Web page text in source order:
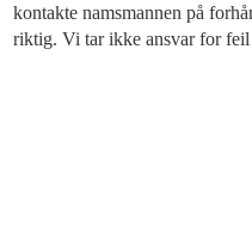
kontakte namsmannen på
riktig. Vi tar ikke ansvar for